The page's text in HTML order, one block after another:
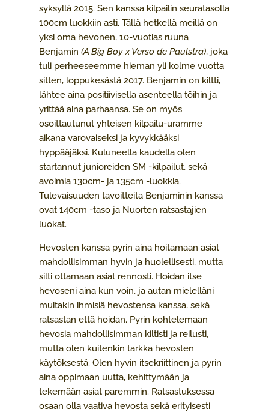
syksyllä 2015. Sen kanssa kilpailin seuratasolla
100cm luokkiin asti. Tällä hetkellä meillä on
yksi oma hevonen, 10-vuotias ruuna
Benjamin (A Big Boy x Verso de Paulstra), joka
tuli perheeseemme hieman yli kolme vuotta
sitten, loppukesästä 2017. Benjamin on kiltti,
lähtee aina positiivisella asenteella töihin ja
yrittää aina parhaansa. Se on myös
osoittautunut yhteisen kilpailu-uramme
aikana varovaiseksi ja kyvykkääksi
hyppääjäksi. Kuluneella kaudella olen
startannut junioreiden SM -kilpailut, sekä
avoimia 130cm- ja 135cm -luokkia.
Tulevaisuuden tavoitteita Benjaminin kanssa
ovat 140cm -taso ja Nuorten ratsastajien
luokat.
Hevosten kanssa pyrin aina hoitamaan asiat
mahdollisimman hyvin ja huolellisesti, mutta
silti ottamaan asiat rennosti. Hoidan itse
hevoseni aina kun voin, ja autan mielelläni
muitakin ihmisiä hevostensa kanssa, sekä
ratsastan että hoidan. Pyrin kohtelemaan
hevosia mahdollisimman kiltisti ja reilusti,
mutta olen kuitenkin tarkka hevosten
käytöksestä. Olen hyvin itsekriittinen ja pyrin
aina oppimaan uutta, kehittymään ja
tekemään asiat paremmin. Ratsastuksessa
osaan olla vaativa hevosta sekä erityisesti